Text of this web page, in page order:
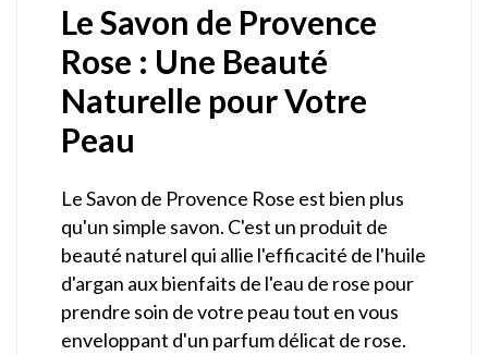
Le Savon de Provence
Rose : Une Beauté
Naturelle pour Votre
Peau
Le Savon de Provence Rose est bien plus
qu'un simple savon. C'est un produit de
beauté naturel qui allie l'efficacité de l'huile
d'argan aux bienfaits de l'eau de rose pour
prendre soin de votre peau tout en vous
enveloppant d'un parfum délicat de rose.